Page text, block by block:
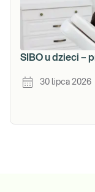
SIBO u dzieci –
30 lipca 2026